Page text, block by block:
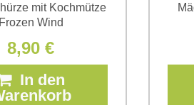
mit Kochmütze
Frozen Wind
8,90 €
In den